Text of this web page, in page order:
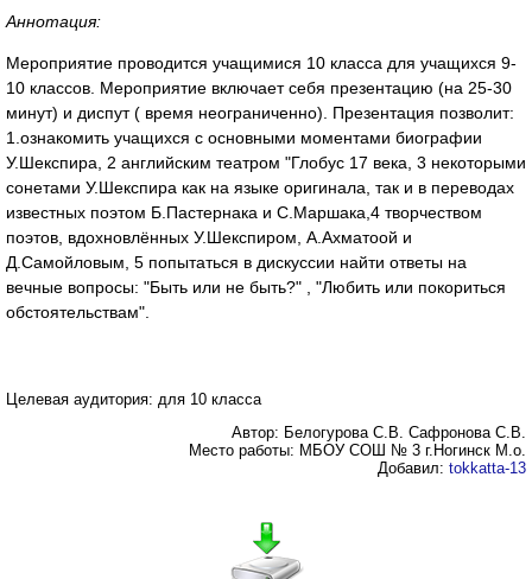
Аннотация:
Мероприятие проводится учащимися 10 класса для учащихся 9-
10 классов. Мероприятие включает себя презентацию (на 25-30
минут) и диспут ( время неограниченно). Презентация позволит:
1.ознакомить учащихся с основными моментами биографии
У.Шекспира, 2 английским театром "Глобус 17 века, 3 некоторыми
сонетами У.Шекспира как на языке оригинала, так и в переводах
известных поэтом Б.Пастернака и С.Маршака,4 творчеством
поэтов, вдохновлённых У.Шекспиром, А.Ахматоой и
Д.Самойловым, 5 попытаться в дискуссии найти ответы на
вечные вопросы: "Быть или не быть?" , "Любить или покориться
обстоятельствам".
Целевая аудитория: для 10 класса
Автор: Белогурова С.В. Сафронова С.В.
Место работы: МБОУ СОШ № 3 г.Ногинск М.о.
Добавил: tokkatta-13